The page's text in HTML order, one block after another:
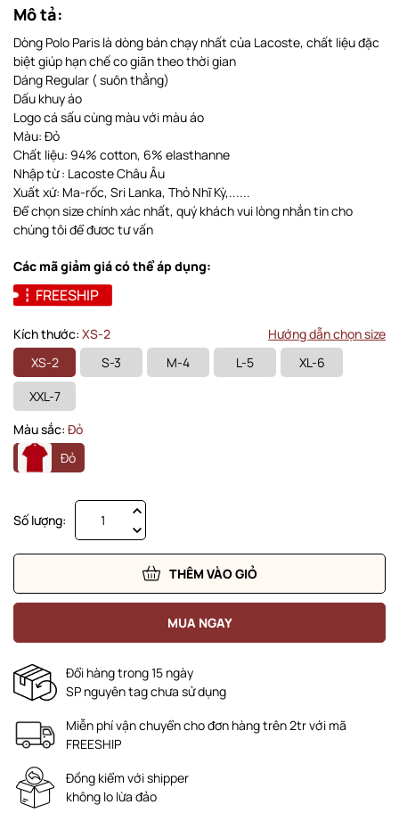
Mô tả:
Dòng Polo Paris là dòng bán chạy nhất của Lacoste, chất liệu đặc
biệt giúp hạn chế co giãn theo thời gian
Dáng Regular ( suôn thẳng)
Dấu khuy áo
Logo cá sấu cùng màu với màu áo
Màu: Đỏ
Chất liệu: 94% cotton, 6% elasthanne
Nhập từ : Lacoste Châu Âu
Xuất xứ: Ma-rốc, Sri Lanka, Thỏ Nhĩ Kỳ,......
Để chọn size chính xác nhất, quý khách vui lòng nhắn tin cho
chúng tôi để đươc tư vấn
Các mã giảm giá có thể áp dụng:
FREESHIP
Kích thước: XS-2
Hướng dẫn chọn size
XS-2
S-3 M-4 L-5
XL-6
XXL-7
Màu sắc: Đỏ
Đỏ
Số lượng:
THÊM VÀO GIỎ
MUA NGAY
Đổi hàng trong 15 ngày
SP nguyên tag chưa sử dụng
Miễn phí vận chuyển cho đơn hàng trên 2tr với mã
FREESHIP
Đồng kiểm với shipper
không lo lừa đảo